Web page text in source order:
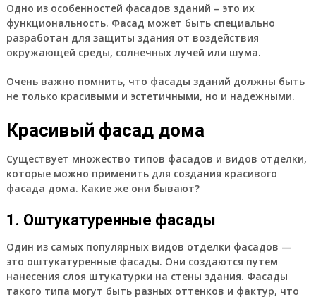
Одно из особенностей фасадов зданий – это их
функциональность. Фасад может быть специально
разработан для защиты здания от воздействия
окружающей среды, солнечных лучей или шума.
Очень важно помнить, что фасады зданий должны быть
не только красивыми и эстетичными, но и надежными.
Красивый фасад дома
Существует множество типов фасадов и видов отделки,
которые можно применить для создания красивого
фасада дома. Какие же они бывают?
1. Оштукатуренные фасады
Один из самых популярных видов отделки фасадов —
это оштукатуренные фасады. Они создаются путем
нанесения слоя штукатурки на стены здания. Фасады
такого типа могут быть разных оттенков и фактур, что